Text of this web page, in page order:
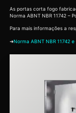
As portas corta fogo
Norma ABNT NBR 11742 –
Para mais informações a
➜Norma ABNT NBR 11742